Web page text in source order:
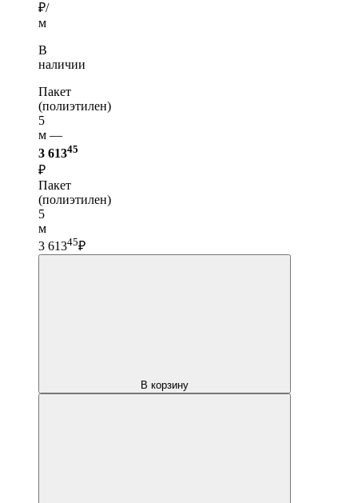
₽/
м
В
наличии
Пакет
(полиэтилен)
5
м —
3 61345
₽
Пакет
(полиэтилен)
5
м
3 61345₽
В корзину